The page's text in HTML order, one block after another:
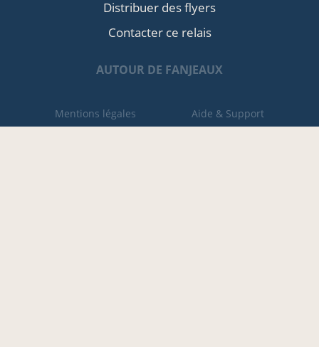
Distribuer des flyers
Contacter ce relais
AUTOUR DE FANJEAUX
Mentions légales Aide & Support